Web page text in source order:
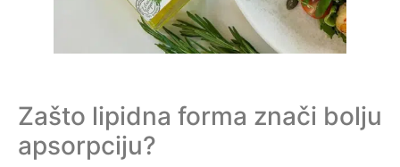
Zašto lipidna forma znači bolju
apsorpciju?